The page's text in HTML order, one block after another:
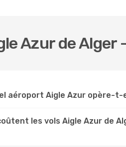
Azur de
aéroport Aigle Azur opère-t-
les vols Aigle Azur de